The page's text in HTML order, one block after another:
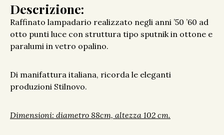
Descrizione:
Raffinato lampadario realizzato negli anni ’50 ’60 ad
otto punti luce con struttura tipo sputnik in ottone e
paralumi in vetro opalino.
Di manifattura italiana, ricorda le eleganti
produzioni Stilnovo.
Dimensioni: diametro 88cm, altezza 102 cm.